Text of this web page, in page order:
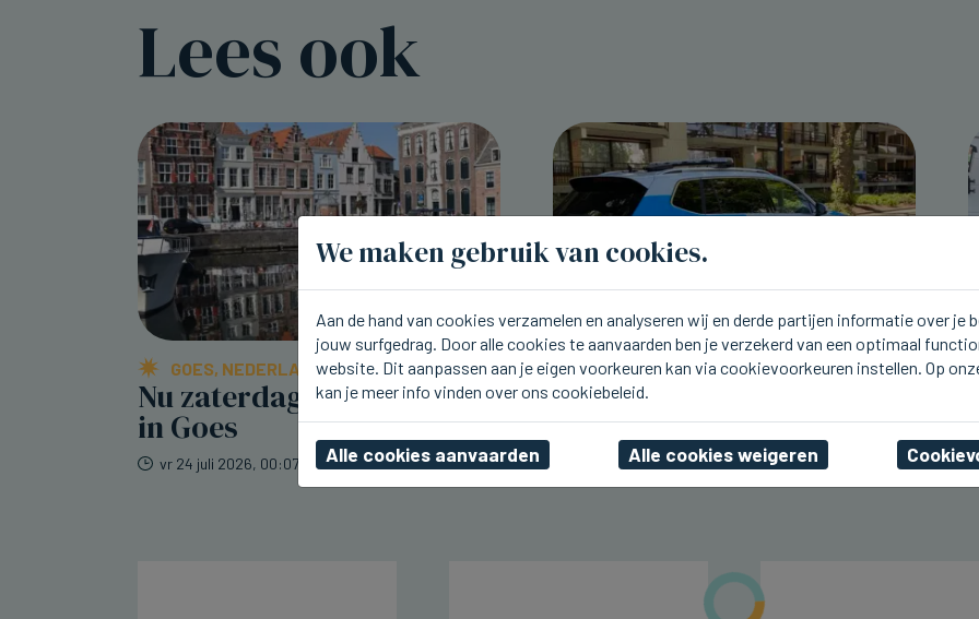
Lees ook
GOES, NEDERLAND
Nu zaterdag Kadefeesten
in Goes
vr 24 juli 2026, 00:07
TILBURG, NEDERLAND
Nog tot en met zondag
kermis in Tilburg
do 23 juli 2026, 15:49
We maken gebruik van cookies.
Aan de hand van cookies verzamelen en analyseren wij en derde partijen informatie over je
jouw surfgedrag. Door alle cookies te aanvaarden ben je verzekerd van een optimaal
website. Dit aanpassen aan je eigen voorkeuren kan via cookievoorkeuren instellen. Op
kan je meer info vinden over ons cookiebeleid.
Alle cookies aanvaarden Alle cookies weigeren